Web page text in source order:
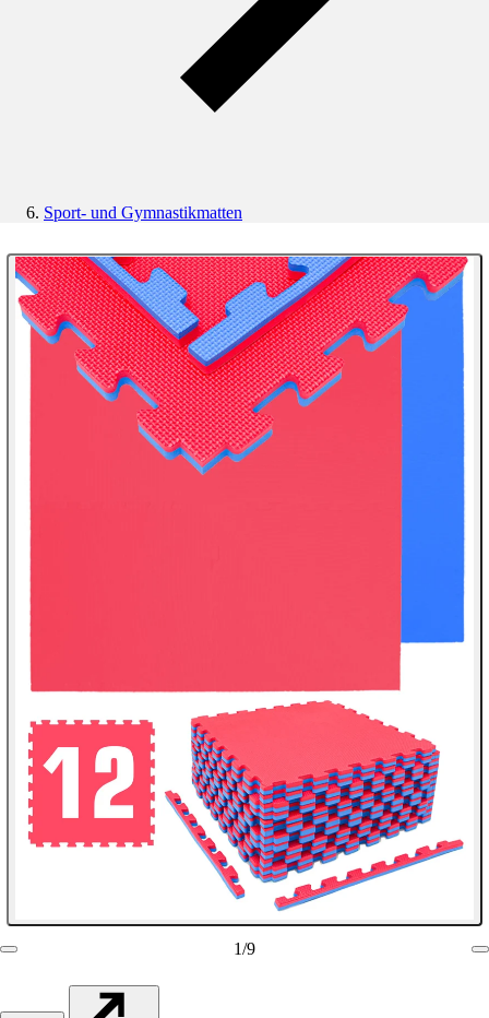
Sport- und Gymnastikmatten
1/9